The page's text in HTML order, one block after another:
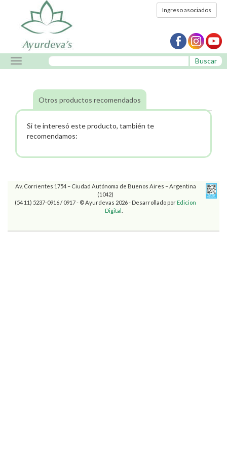
Ingreso asociados
Buscar
Mostrar
Otros productos recomendados
Si te interesó este producto, también te
recomendamos:
Av. Corrientes 1754 – Ciudad Autónoma de Buenos Aires – Argentina
(1042)
(54 11) 5237-0916 / 0917 - © Ayurdevas 2026 - Desarrollado porEdicion
Digital